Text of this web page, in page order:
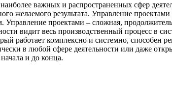
важных и распространенных сфер
желаемого результата. Управление
Управление проектами – сложная,
видит весь производственный процесс в
работает комплексно и системно,
в любой сфере деятельности или даже
и до конца.